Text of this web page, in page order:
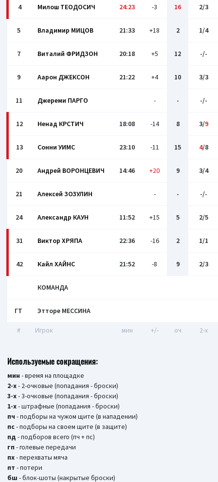
4 Милош ТЕОДОСИЧ 24:23 -3 16 2/3
5 Владимир МИЦОВ 21:33 +18 2 1/4
7 Виталий ФРИДЗОН 20:18 +5 12 -/-
9 Аарон ДЖЕКСОН 21:22 +4 10 3/3
11 Джерeми ПАРГО - - -/-
12 Ненад КРСТИЧ 18:08 -14 8 3/9
13 Сонни УИМС 23:10 -11 15 4/8
20 Андрей ВОРОНЦЕВИЧ 14:46 +20 9 3/4
21 Алексей ЗОЗУЛИН - - -/-
24 Александр КАУН 11:52 +15 5 2/5
31 Виктор ХРЯПА 22:36 -16 2 1/1
42 Кайл ХАЙНС 21:52 -8 9 2/3
КОМАНДА
ГТ Этторе МЕССИНА
# Игрок мин +/- оч 2-x
Используемые сокращения:
мин - время на площадке
2-х- 2-очковые (попадания - броски)
3-х- 3-очковые (попадания - броски)
1-х- штрафные (попадания - броски)
пч - подборы на чужом щите (в нападении)
пс- подборы на своем щите (в защите)
пд - подборов всего (пч + пс)
гп - голевые передачи
пх- перехваты мяча
пт - потери
бш - блок-шоты (накрытые броски)